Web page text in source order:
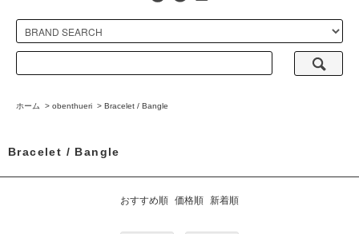
ホーム > obenthueri > Bracelet / Bangle
Bracelet / Bangle
おすすめ順 価格順 新着順